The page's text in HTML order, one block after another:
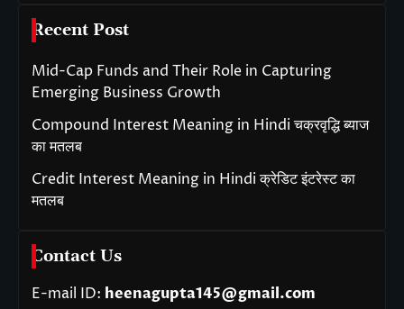
Recent Post
Mid-Cap Funds and Their Role in Capturing
Emerging Business Growth
Compound Interest Meaning in Hindi चक्रवृद्धि ब्याज
का मतलब
Credit Interest Meaning in Hindi क्रेडिट इंटरेस्ट का
मतलब
Contact Us
E-mail ID: heenagupta145@gmail.com